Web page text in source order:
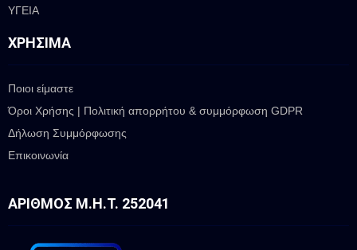
ΥΓΕΙΑ
ΧΡΉΣΙΜΑ
Ποιοι είμαστε
Όροι Χρήσης | Πολιτική απορρήτου & συμμόρφωση GDPR
Δήλωση Συμμόρφωσης
Επικοινωνία
ΑΡΙΘΜΌΣ Μ.Η.Τ. 252041